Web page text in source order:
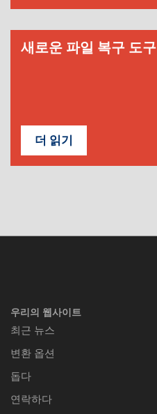
새로운 파일 복구 도구
더 읽기
우리의 웹사이트
최근 뉴스
변환 옵션
돕다
연락하다